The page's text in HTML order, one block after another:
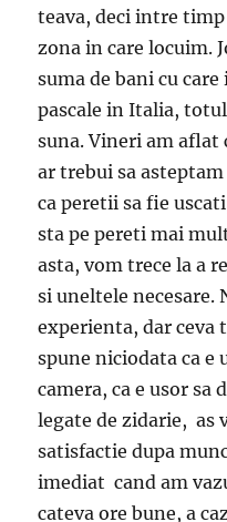
teava, deci intre
zona in care locuim.
suma de bani cu
pascale in Italia,
suna. Vineri am aflat
ar trebui sa
ca peretii sa fie
sta pe pereti mai
asta, vom trece la a
si uneltele
experienta, dar ceva
spune niciodata ca e
camera, ca e usor sa
legate de zidarie, as
satisfactie dupa
imediat cand am
cateva ore bune, a